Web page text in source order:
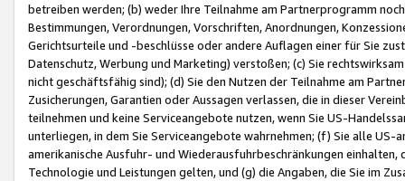
betreiben werden; (b) weder Ihre Teilnahme am Partnerprogramm
Bestimmungen, Verordnungen, Vorschriften, Anordnungen,
Gerichtsurteile und -beschlüsse oder andere Auflagen einer für Sie
Datenschutz, Werbung und Marketing) verstoßen; (c) Sie
nicht geschäftsfähig sind); (d) Sie den Nutzen der Teilnahme am
Zusicherungen, Garantien oder Aussagen verlassen, die in dieser
teilnehmen und keine Serviceangebote nutzen, wenn Sie US-
unterliegen, in dem Sie Serviceangebote wahrnehmen; (f) Sie alle
amerikanische Ausfuhr- und Wiederausfuhrbeschränkungen
Technologie und Leistungen gelten, und (g) die Angaben, die Sie im